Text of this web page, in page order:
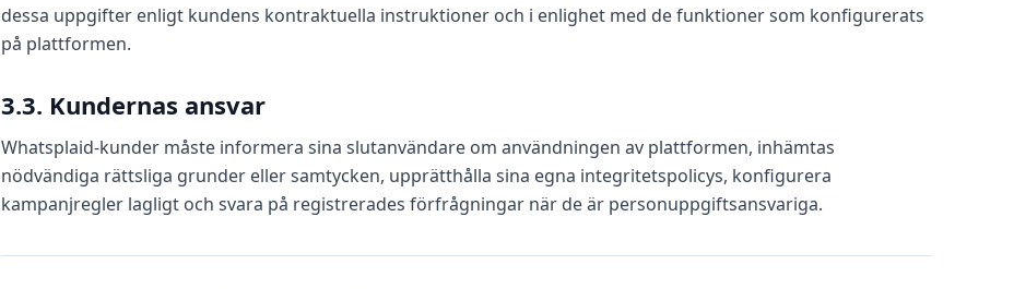
dessa uppgifter enligt kundens kontraktuella instruktioner och i enlighet med de funktioner som konfigurerats
på plattformen.
3.3. Kundernas ansvar
Whatsplaid-kunder måste informera sina slutanvändare om användningen av plattformen, inhämtas
nödvändiga rättsliga grunder eller samtycken, upprätthålla sina egna integritetspolicys, konfigurera
kampanjregler lagligt och svara på registrerades förfrågningar när de är personuppgiftsansvariga.